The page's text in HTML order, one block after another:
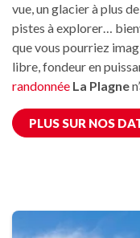
vue, un glacier à plus de
pistes à explorer…
que vous pourriez
libre, fondeur en
randonnée La Plagne
PLUS SUR NOS